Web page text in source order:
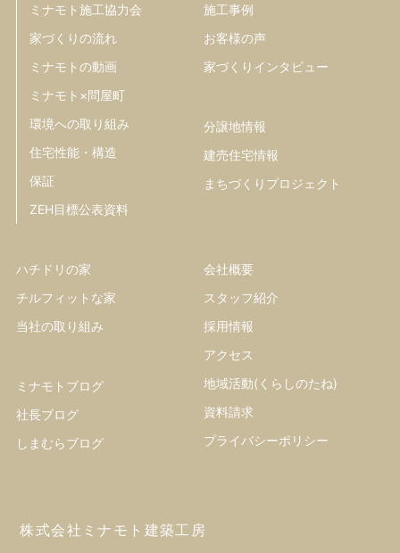
ミナモト施工協力会
家づくりの流れ
ミナモトの動画
ミナモト×問屋町
環境への取り組み
住宅性能・構造
保証
ZEH目標公表資料
施工事例
お客様の声
家づくりインタビュー
分譲地情報
建売住宅情報
まちづくりプロジェクト
ハチドリの家
チルフィットな家
当社の取り組み
ミナモトブログ
社長ブログ
しまむらブログ
会社概要
スタッフ紹介
採用情報
アクセス
地域活動(くらしのたね)
資料請求
プライバシーポリシー
株式会社ミナモト建築工房